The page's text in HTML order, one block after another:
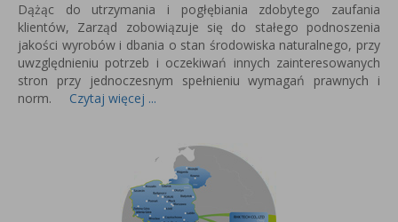
Dążąc do utrzymania i pogłębiania zdobytego zaufania
klientów, Zarząd zobowiązuje się do stałego podnoszenia
jakości wyrobów i dbania o stan środowiska naturalnego, przy
uwzględnieniu potrzeb i oczekiwań innych zainteresowanych
stron przy jednoczesnym spełnieniu wymagań prawnych i
norm. Czytaj więcej ...